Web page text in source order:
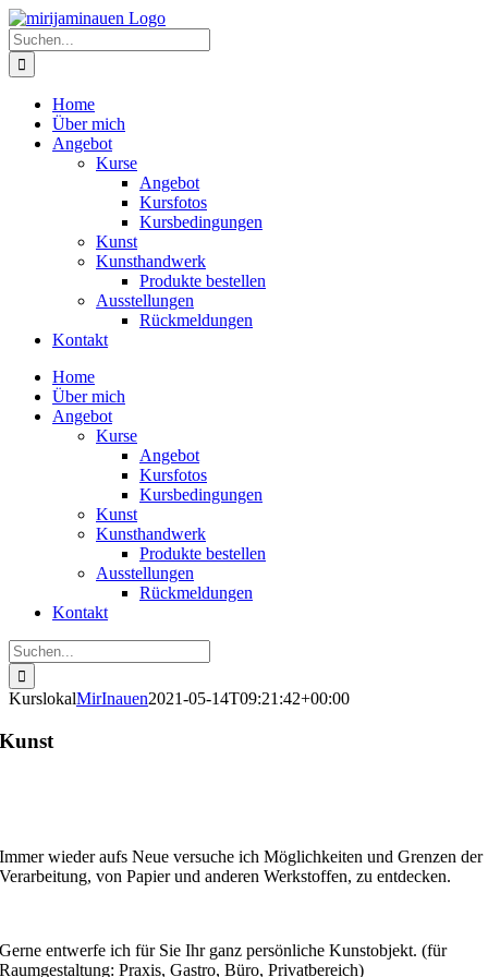
Zum
Inhalt
springen
Suche
nach:
Home
Über mich
Angebot
Kurse
Angebot
Kursfotos
Kursbedingungen
Kunst
Kunsthandwerk
Produkte bestellen
Ausstellungen
Rückmeldungen
Kontakt
Home
Über mich
Angebot
Kurse
Angebot
Kursfotos
Kursbedingungen
Kunst
Kunsthandwerk
Produkte bestellen
Ausstellungen
Rückmeldungen
Kontakt
Suche
nach:
KurslokalMirInauen2021-05-14T09:21:42+00:00
Kunst
Immer wieder aufs Neue versuche ich Möglichkeiten und Grenzen der
Verarbeitung, von Papier und anderen Werkstoffen, zu entdecken.
Gerne entwerfe ich für Sie Ihr ganz persönliche Kunstobjekt. (für
Raumgestaltung: Praxis, Gastro, Büro, Privatbereich)